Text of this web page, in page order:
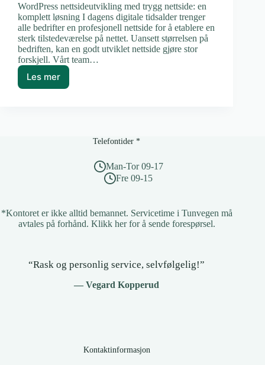
WordPress nettsideutvikling med trygg nettside: en
komplett løsning I dagens digitale tidsalder trenger
alle bedrifter en profesjonell nettside for å etablere en
sterk tilstedeværelse på nettet. Uansett størrelsen på
bedriften, kan en godt utviklet nettside gjøre stor
forskjell. Vårt team…
Les merWordPress
Telefontider *
Man-Tor 09-17
Fre 09-15
*Kontoret er ikke alltid bemannet. Servicetime i Tunvegen må
avtales på forhånd. Klikk her for å sende forespørsel.
“Rask og personlig service, selvfølgelig!”
— Vegard Kopperud
Kontaktinformasjon